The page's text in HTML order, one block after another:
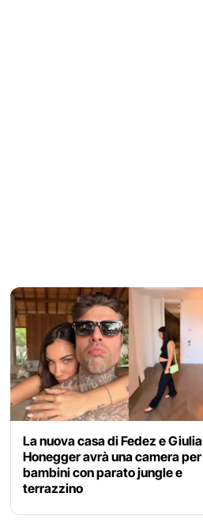
La nuova casa di Fedez e Giulia
Honegger avrà una camera per
bambini con parato jungle e
terrazzino